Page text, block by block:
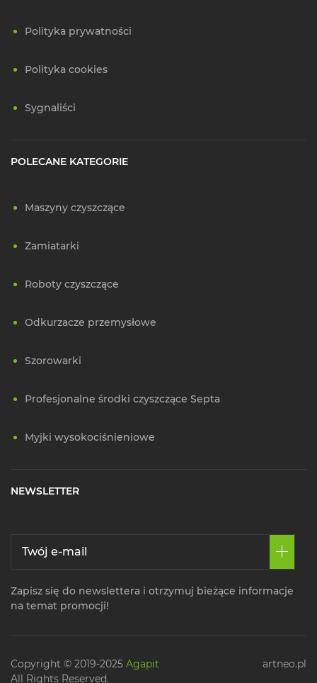
Polityka prywatności
Polityka cookies
Sygnaliści
POLECANE KATEGORIE
Maszyny czyszczące
Zamiatarki
Roboty czyszczące
Odkurzacze przemysłowe
Szorowarki
Profesjonalne środki czyszczące Septa
Myjki wysokociśnieniowe
NEWSLETTER
Zapisz się do newslettera i otrzymuj bieżące informacje
na temat promocji!
Copyright © 2019-2025 Agapit
All Rights Reserved.
artneo.pl